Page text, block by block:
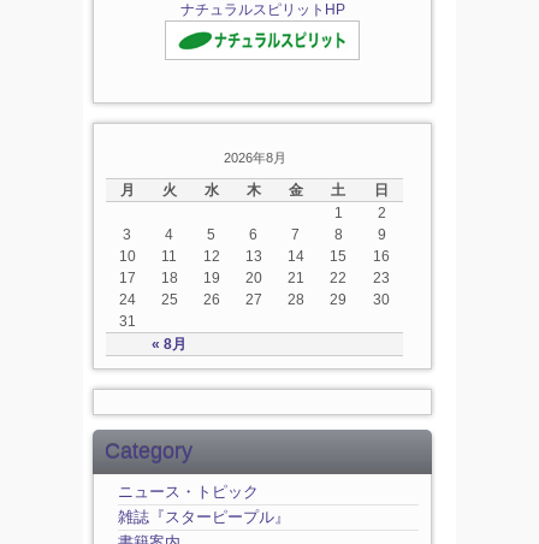
ナチュラルスピリットHP
2026年8月
月 火 水 木 金 土 日
« 8月
1
2
3
4 5 6 7 8
9
10
11 12 13 14 15
16
17
18 19 20 21 22
23
24
25 26 27 28 29
30
31
Category
ニュース・トピック
雑誌『スターピープル』